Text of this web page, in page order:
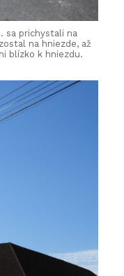
sa prichystali na
na hniezde, až
blízko k hniezdu.